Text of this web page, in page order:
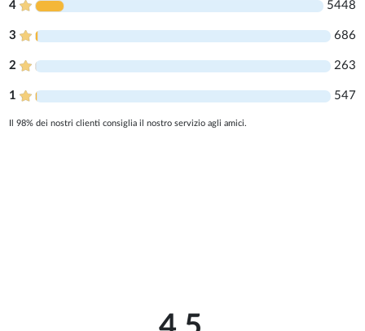
4 5448
3 686
2 263
1 547
Il 98% dei nostri clienti consiglia il nostro servizio agli amici.